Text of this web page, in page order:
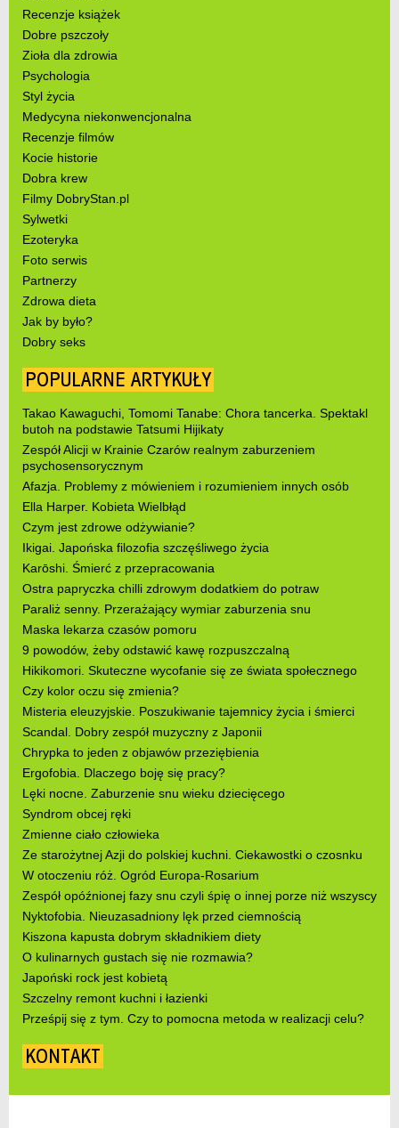
Recenzje książek
Dobre pszczoły
Zioła dla zdrowia
Psychologia
Styl życia
Medycyna niekonwencjonalna
Recenzje filmów
Kocie historie
Dobra krew
Filmy DobryStan.pl
Sylwetki
Ezoteryka
Foto serwis
Partnerzy
Zdrowa dieta
Jak by było?
Dobry seks
POPULARNE ARTYKUŁY
Takao Kawaguchi, Tomomi Tanabe: Chora tancerka. Spektakl
butoh na podstawie Tatsumi Hijikaty
Zespół Alicji w Krainie Czarów realnym zaburzeniem
psychosensorycznym
Afazja. Problemy z mówieniem i rozumieniem innych osób
Ella Harper. Kobieta Wielbłąd
Czym jest zdrowe odżywianie?
Ikigai. Japońska filozofia szczęśliwego życia
Karōshi. Śmierć z przepracowania
Ostra papryczka chilli zdrowym dodatkiem do potraw
Paraliż senny. Przerażający wymiar zaburzenia snu
Maska lekarza czasów pomoru
9 powodów, żeby odstawić kawę rozpuszczalną
Hikikomori. Skuteczne wycofanie się ze świata społecznego
Czy kolor oczu się zmienia?
Misteria eleuzyjskie. Poszukiwanie tajemnicy życia i śmierci
Scandal. Dobry zespół muzyczny z Japonii
Chrypka to jeden z objawów przeziębienia
Ergofobia. Dlaczego boję się pracy?
Lęki nocne. Zaburzenie snu wieku dziecięcego
Syndrom obcej ręki
Zmienne ciało człowieka
Ze starożytnej Azji do polskiej kuchni. Ciekawostki o czosnku
W otoczeniu róż. Ogród Europa-Rosarium
Zespół opóźnionej fazy snu czyli śpię o innej porze niż wszyscy
Nyktofobia. Nieuzasadniony lęk przed ciemnością
Kiszona kapusta dobrym składnikiem diety
O kulinarnych gustach się nie rozmawia?
Japoński rock jest kobietą
Szczelny remont kuchni i łazienki
Prześpij się z tym. Czy to pomocna metoda w realizacji celu?
KONTAKT